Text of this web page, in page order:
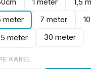
1 meter 1,5
meter
7 meter
meter
30 meter
KABEL